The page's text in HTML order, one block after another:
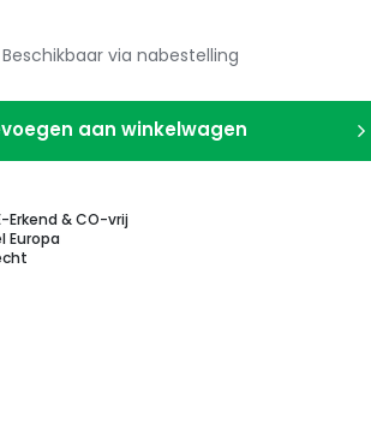
Beschikbaar via nabestelling
aan winkelwagen
Erkend & CO-vrij
Europa